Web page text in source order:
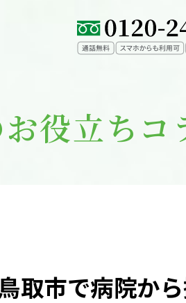
役立ちコ
取市で病院か